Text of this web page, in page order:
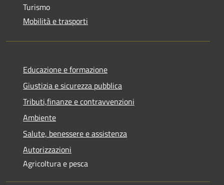
Turismo
Mobilità e trasporti
Educazione e formazione
Giustizia e sicurezza pubblica
Tributi,finanze e contravvenzioni
Ambiente
Salute, benessere e assistenza
Autorizzazioni
Agricoltura e pesca